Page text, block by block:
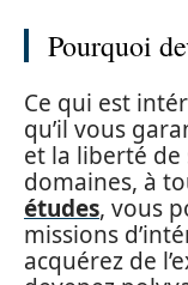
Pourquoi
Ce qui est
qu’il vous
et la liberté de
domaines, à
études, vous
missions
acquérez de